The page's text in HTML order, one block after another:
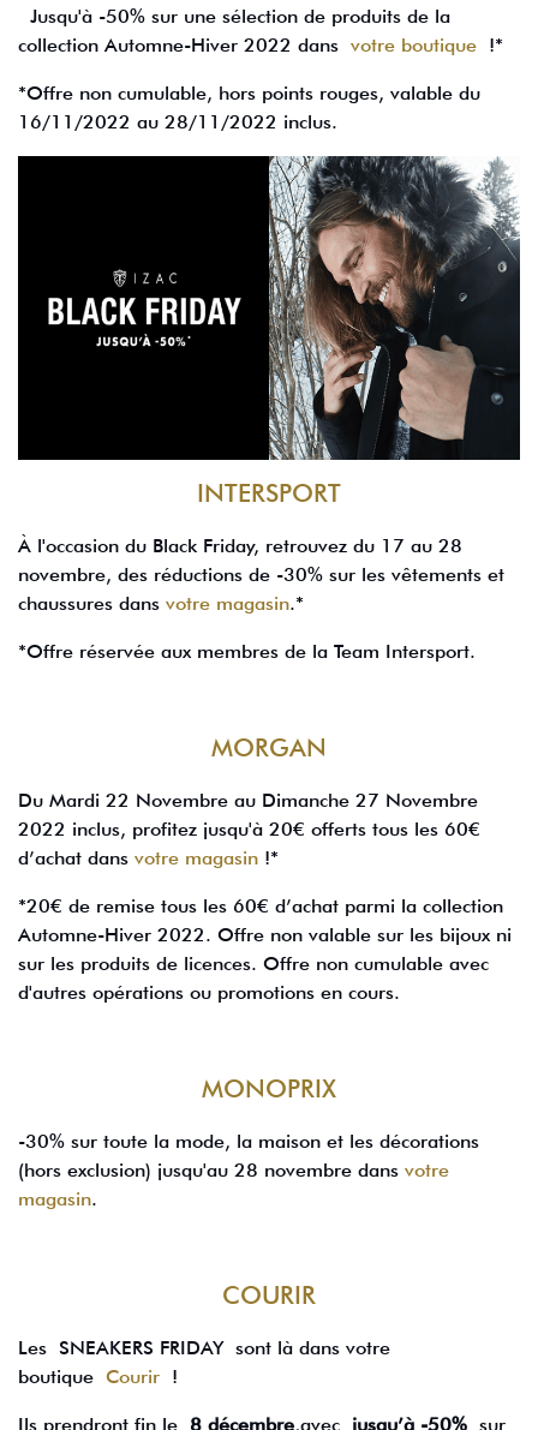
Jusqu'à -50% sur une sélection de produits de la
collection Automne-Hiver 2022 dans votre boutique !*
*Offre non cumulable, hors points rouges, valable du
16/11/2022 au 28/11/2022 inclus.
INTERSPORT
À l'occasion du Black Friday, retrouvez du 17 au 28
novembre, des réductions de -30% sur les vêtements et
chaussures dans votre magasin.*
*Offre réservée aux membres de la Team Intersport.
MORGAN
Du Mardi 22 Novembre au Dimanche 27 Novembre
2022 inclus, profitez jusqu'à 20€ offerts tous les 60€
d’achat dans votre magasin !*
*20€ de remise tous les 60€ d’achat parmi la collection
Automne-Hiver 2022. Offre non valable sur les bijoux ni
sur les produits de licences. Offre non cumulable avec
d'autres opérations ou promotions en cours.
MONOPRIX
-30% sur toute la mode, la maison et les décorations
(hors exclusion) jusqu'au 28 novembre dans votre
magasin.
COURIR
Les SNEAKERS FRIDAY sont là dans votre
boutique Courir !
Ils prendront fin le 8 décembre,avec jusqu’à -50% sur